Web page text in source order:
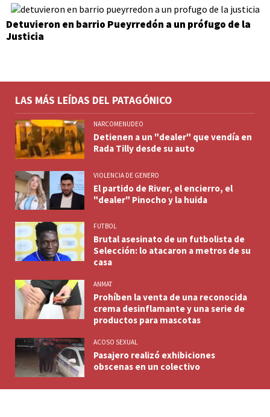
Detuvieron en barrio Pueyrredón a un prófugo de la
Justicia
LAS MÁS LEÍDAS DEL PATAGÓNICO
NARCOMENUDEO
Detienen a un "dealer" que vendía en
Rada Tilly desde su auto
VIOLENCIA DE GENERO
El partido de River, el encierro, el
"dealer" Pinocho y la huida
FUTBOL
Brutal asesinato de un futbolista de
Selección: lo atacaron a metros de su
casa
ANMAT
Prohíben la venta de una reconocida
crema desinflamante y una serie de
productos para mascotas
ACOSO SEXUAL
Pasajero realizó exhibiciones
obscenas en un colectivo